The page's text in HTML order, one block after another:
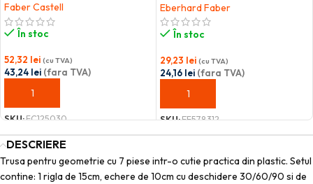
Faber Castell
În stoc
52,32 lei (cu TVA)
43,24 lei (fara TVA)
ADAUGĂ ÎN COȘ
SKU:FC125030
Eberhard Faber
În stoc
29,23 lei (cu TVA)
24,16 lei (fara TVA)
ADAUGĂ ÎN COȘ
SKU:EF578312
DESCRIERE
Trusa pentru geometrie cu 7 piese intr-o cutie practica din plastic. Setul
contine: 1 rigla de 15cm, echere de 10cm cu deschidere 30/60/90 si de